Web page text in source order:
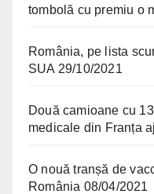
tombolă cu premiu o
România, pe lista
SUA 29/10/2021
Două camioane cu
medicale din Franța
O nouă tranșă de
România 08/04/2021